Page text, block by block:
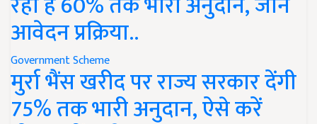
आवेदन प्रक्रिया..
Government Scheme
मुर्रा भैंस खरीद पर राज्य सरकार देंगी
75% तक भारी अनुदान, ऐसे करें